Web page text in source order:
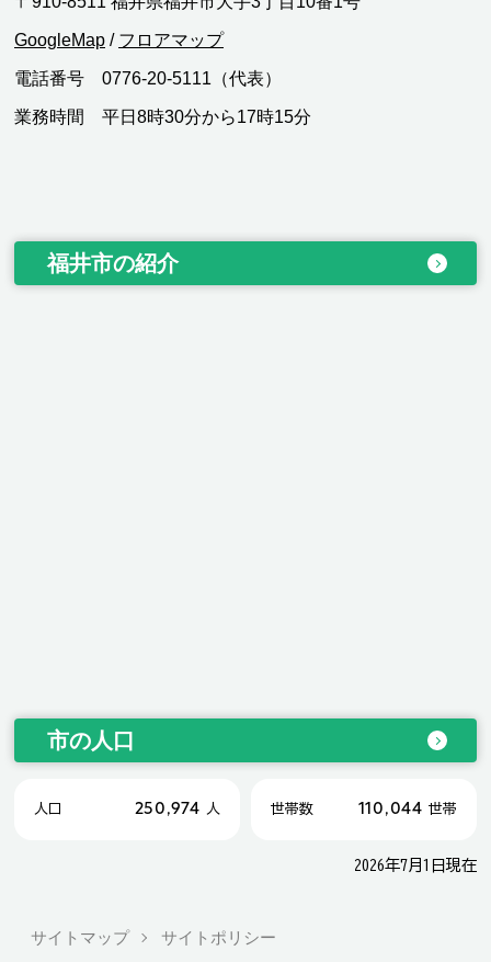
GoogleMap / フロアマップ
電話番号 0776-20-5111（代表）
業務時間 平日8時30分から17時15分
福井市の紹介
市の人口
人口 250,974 人 世帯数 110,044 世帯
2026年7月1日現在
サイトマップ サイトポリシー